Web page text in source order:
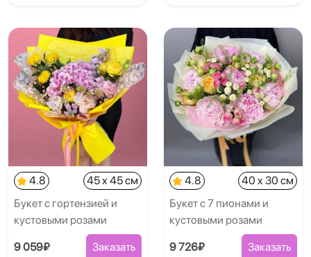
4.8
45 x 45 см
Букет с гортензией и
кустовыми розами
9 059₽ Заказать
4.8
40 x 30 см
Букет с 7 пионами и
кустовыми розами
9 726₽ Заказать